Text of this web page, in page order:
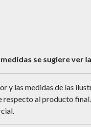
se sugiere ver la
y las medidas de las
al producto final.